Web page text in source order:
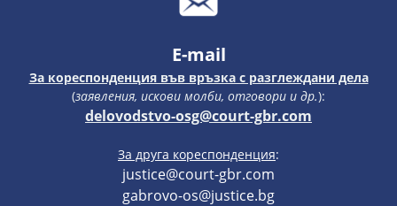
E-mail
За кореспонденция във връзка с разглеждани дела
(заявления, искови молби, отговори и др.):
delovodstvo-osg@court-gbr.com
За друга кореспонденция:
justice@court-gbr.com
gabrovo-os@justice.bg